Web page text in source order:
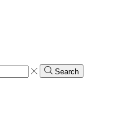
Search